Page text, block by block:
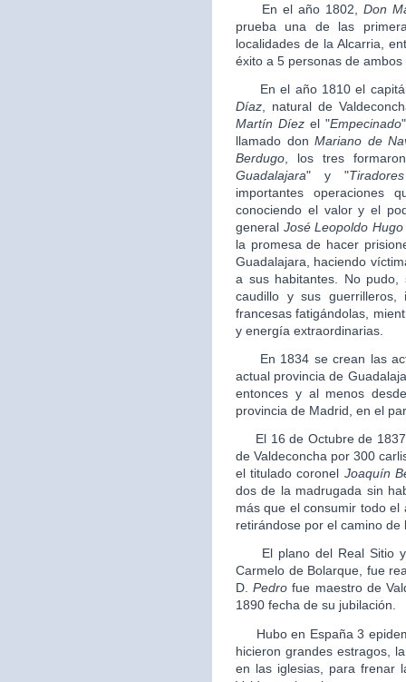
En el año 1802, Don
prueba una de las
localidades de la Alcarria,
éxito a 5 personas de ambos
En el año 1810 el
Díaz , natural de
Martín Díez el "Empecinado
llamado donMariano de
Berdugo , los tres
Guadalajara" y "
importantes
conociendo el valor y el
general José Leopoldo Hugo
la promesa de hacer
Guadalajara, haciendo
a sus habitantes. No pudo,
caudillo y sus guerrilleros,
francesas fatigándolas,
y energía extraordinarias.
En 1834 se crean las
actual provincia de
entonces y al menos
provincia de Madrid, en el
El 16 de Octubre de 1837
de Valdeconcha por 300
el titulado coronel Joaquín
dos de la madrugada sin
más que el consumir todo
retirándose por el camino de
El plano del Real Sitio y
Carmelo de Bolarque, fue
D.Pedro fue maestro de
1890 fecha de su jubilación.
Hubo en España 3
hicieron grandes estragos,
en las iglesias, para frenar